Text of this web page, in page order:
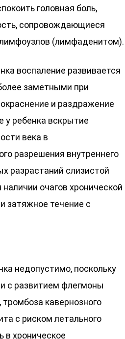
головная боль,
сопровождающиеся
(лимфаденитом).
воспаление развивается
заметными при
и раздражение
у ребенка вскрытие
века в
разрешения внутреннего
разрастаний слизистой
очагов хронической
затяжное течение с
недопустимо, поскольку
с развитием флегмоны
кавернозного
с риском летального
в хроническое